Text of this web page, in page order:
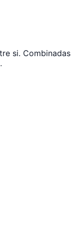
si. Combinadas